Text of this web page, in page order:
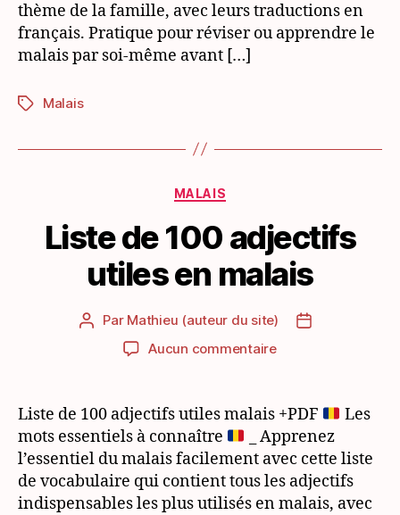
thème de la famille, avec leurs traductions en
français. Pratique pour réviser ou apprendre le
malais par soi-même avant […]
Étiquettes
Malais
Catégories
MALAIS
Liste de 100 adjectifs
utiles en malais
Auteur
l’article
Par Mathieu (auteur du site)
Date
Aucun commentairesur
100
utiles
en
malais
Liste de 100 adjectifs utiles malais +PDF
Les
mots essentiels à connaître
_ Apprenez
l’essentiel du malais facilement avec cette liste
de vocabulaire qui contient tous les adjectifs
indispensables les plus utilisés en malais, avec